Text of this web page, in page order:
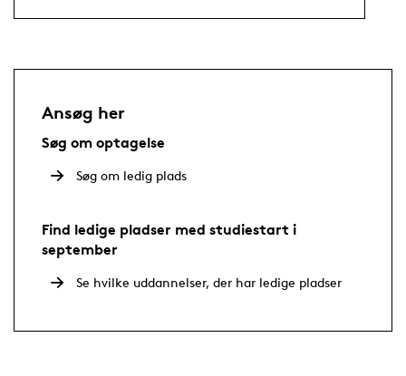
Ansøg her
Søg om optagelse
Søg om ledig plads
Find ledige pladser med studiestart i
september
Se hvilke uddannelser, der har ledige pladser